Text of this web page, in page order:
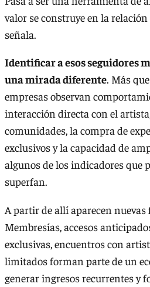
valor se construye en la
señala.
Identificar a esos seguidores
una mirada diferente. Más
empresas observan
interacción directa con el
comunidades, la compra de
exclusivos y la capacidad de
algunos de los indicadores que
superfan.
A partir de allí aparecen nuevas
Membresías, accesos
exclusivas, encuentros con
limitados forman parte de un
generar ingresos recurrentes y